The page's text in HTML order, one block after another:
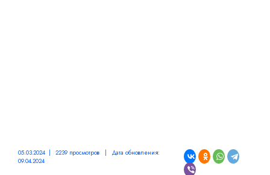
05.03.2024 | 2239 просмотров | Дата обновления:
09.04.2024